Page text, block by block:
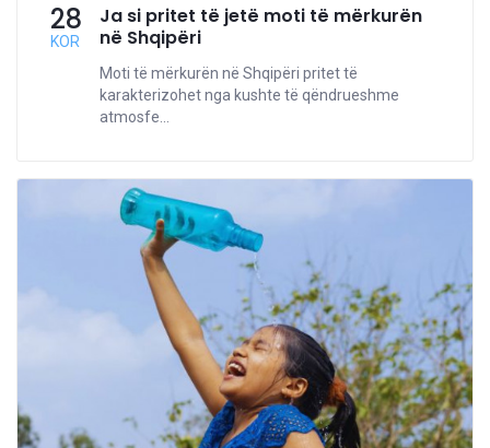
28
KOR
Ja si pritet të jetë moti të mërkurën
në Shqipëri
Moti të mërkurën në Shqipëri pritet të
karakterizohet nga kushte të qëndrueshme
atmosfe...